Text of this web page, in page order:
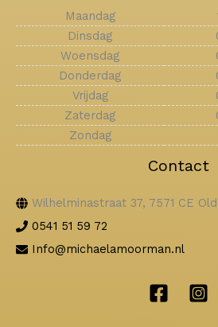
Maandag
Dinsdag
Woensdag
Donderdag
Vrijdag
Zaterdag
Zondag
Contact
Wilhelminastraat 37, 7571 CE
0541 51 59 72
Info@michaelamoorman.nl